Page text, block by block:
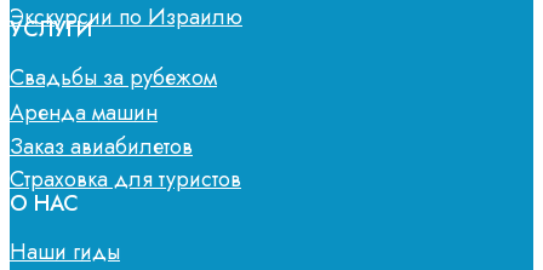
Экскурсии по Израилю
УСЛУГИ
Свадьбы за рубежом
Аренда машин
Заказ авиабилетов
Страховка для туристов
О НАС
Наши гиды